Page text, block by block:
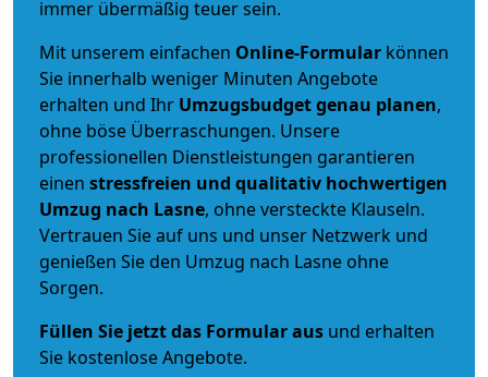
immer übermäßig teuer sein.
Mit unserem einfachen Online-Formular können
Sie innerhalb weniger Minuten Angebote
erhalten und Ihr Umzugsbudgetgenau planen,
ohne böse Überraschungen. Unsere
professionellen Dienstleistungen garantieren
einen stressfreien und qualitativ hochwertigen
Umzug nach Lasne, ohne versteckte Klauseln.
Vertrauen Sie auf uns und unser Netzwerk und
genießen Sie den Umzug nach Lasne ohne
Sorgen.
Füllen Sie jetzt das Formular aus und erhalten
Sie kostenlose Angebote.